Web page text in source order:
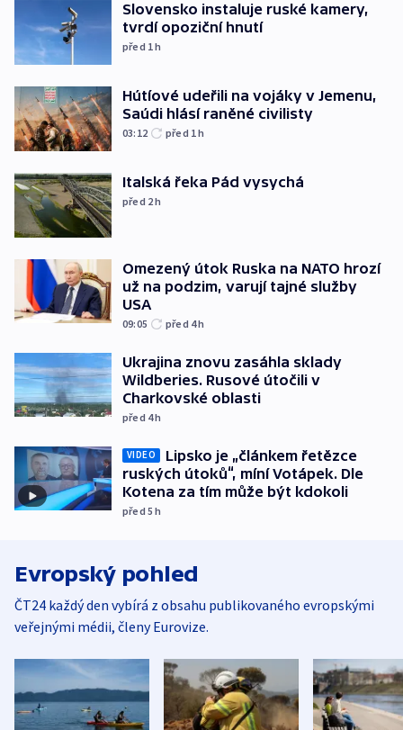
Slovensko instaluje ruské kamery,
tvrdí opoziční hnutí
před 1h
Hútíové udeřili na vojáky v Jemenu,
Saúdi hlásí raněné civilisty
03:12 před 1h
Italská řeka Pád vysychá
před 2h
Omezený útok Ruska na NATO hrozí
už na podzim, varují tajné služby
USA
09:05 před 4h
Ukrajina znovu zasáhla sklady
Wildberies. Rusové útočili v
Charkovské oblasti
před 4h
VIDEO
Lipsko je „článkem řetězce
ruských útoků“, míní Votápek. Dle
Kotena za tím může být kdokoli
před 5h
Evropský pohled
ČT24 každý den vybírá z obsahu publikovaného evropskými
veřejnými médii, členy Eurovize.